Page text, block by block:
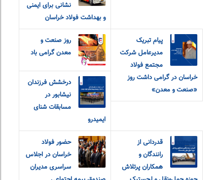
نشانی برای ایمنی
و بهداشت فولاد خراسان
پیام تبریک
مدیرعامل شرکت
مجتمع فولاد
خراسان در گرامی داشت روز
«صنعت و معدن»
روز صنعت و
معدن گرامی باد
درخشش فرزندان
نیشابور در
مسابقات شنای
ایمیدرو
قدردانی از
رانندگان و
همکاران پرتلاش
حضور فولاد
خراسان در اجلاس
سراسری مدیران